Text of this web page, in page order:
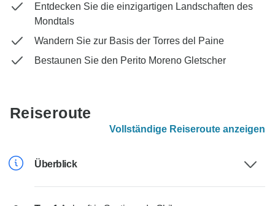
Entdecken Sie die einzigartigen Landschaften des
Mondtals
Wandern Sie zur Basis der Torres del Paine
Bestaunen Sie den Perito Moreno Gletscher
Reiseroute
Vollständige Reiseroute anzeigen
Überblick